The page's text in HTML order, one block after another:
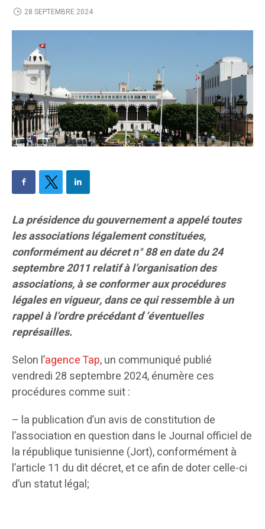
28 SEPTEMBRE 2024
La présidence du gouvernement a appelé toutes
les associations légalement constituées,
conformément au décret n° 88 en date du 24
septembre 2011 relatif à l’organisation des
associations, à se conformer aux procédures
légales en vigueur, dans ce qui ressemble à un
rappel à l’ordre précédant d‘‘éventuelles
représailles.
Selon l’agence Tap, un communiqué publié
vendredi 28 septembre 2024, énumère ces
procédures comme suit :
– la publication d’un avis de constitution de
l’association en question dans le Journal officiel de
la république tunisienne (Jort), conformément à
l’article 11 du dit décret, et ce afin de doter celle-ci
d’un statut légal;